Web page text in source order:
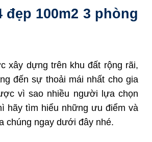
đẹp 100m2 3 phòng
xây dựng trên khu đất rộng rãi,
đến sự thoải mái nhất cho gia
vì sao nhiều người lựa chọn
hãy tìm hiểu những ưu điểm và
chúng ngay dưới đây nhé.